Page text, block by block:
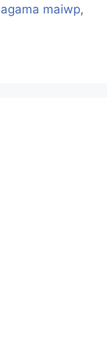
maiwp,